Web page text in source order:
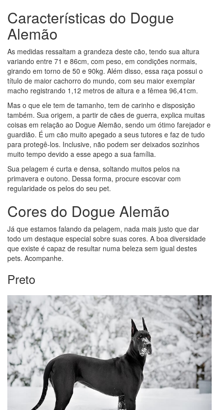
Características do Dogue
Alemão
As medidas ressaltam a grandeza deste cão, tendo sua altura
variando entre 71 e 86cm, com peso, em condições normais,
girando em torno de 50 e 90kg. Além disso, essa raça possui o
título de maior cachorro do mundo, com seu maior exemplar
macho registrando 1,12 metros de altura e a fêmea 96,41cm.
Mas o que ele tem de tamanho, tem de carinho e disposição
também. Sua origem, a partir de cães de guerra, explica muitas
coisas em relação ao Dogue Alemão, sendo um ótimo farejador e
guardião. É um cão muito apegado a seus tutores e faz de tudo
para protegê-los. Inclusive, não podem ser deixados sozinhos
muito tempo devido a esse apego a sua família.
Sua pelagem é curta e densa, soltando muitos pelos na
primavera e outono. Dessa forma, procure escovar com
regularidade os pelos do seu pet.
Cores do Dogue Alemão
Já que estamos falando da pelagem, nada mais justo que dar
todo um destaque especial sobre suas cores. A boa diversidade
que existe é capaz de resultar numa beleza sem igual destes
pets. Acompanhe.
Preto